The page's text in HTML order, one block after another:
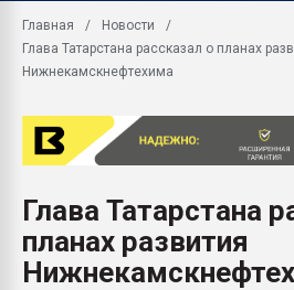
Главная
Новости
Глава Татарстана рассказал о планах
Нижнекамскнефтехима
Глава Татарстана
планах развития